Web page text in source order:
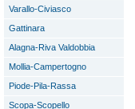
Varallo-Civiasco
Gattinara
Alagna-Riva Valdobbia
Mollia-Campertogno
Piode-Pila-Rassa
Scopa-Scopello